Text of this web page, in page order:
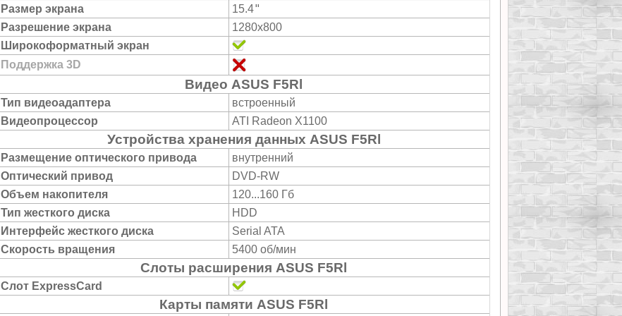
Размер экрана 15.4"
Разрешение экрана
1280x800
Широкоформатный экран
Поддержка 3D
Видео ASUS F5Rl
Тип видеоадаптера
встроенный
Видеопроцессор
ATI Radeon X1100
Устройства хранения данных ASUS F5Rl
Размещение оптического привода
внутренний
Оптический привод
DVD-RW
Объем накопителя
120...160 Гб
Тип жесткого диска
HDD
Интерфейс жесткого диска
Serial ATA
Скорость вращения
5400 об/мин
Слоты расширения ASUS F5Rl
Слот ExpressCard
Карты памяти ASUS F5Rl